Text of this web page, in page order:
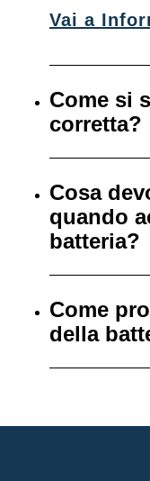
Vai a
Come si
corretta?
Cosa
quando
batteria?
Come
della